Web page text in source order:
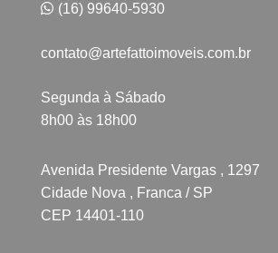
(16) 99640-5930
contato@artefattoimoveis.com.br
Segunda à Sábado
8h00 às 18h00
Avenida Presidente Vargas , 1297
Cidade Nova , Franca / SP
CEP 14401-110